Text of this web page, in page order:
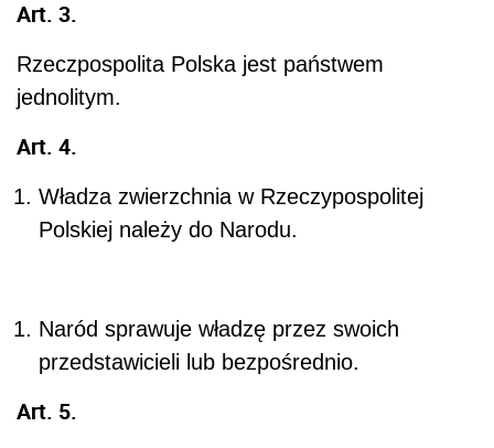
Art. 3.
Rzeczpospolita Polska jest państwem
jednolitym.
Art. 4.
Władza zwierzchnia w Rzeczypospolitej
Polskiej należy do Narodu.
Naród sprawuje władzę przez swoich
przedstawicieli lub bezpośrednio.
Art. 5.